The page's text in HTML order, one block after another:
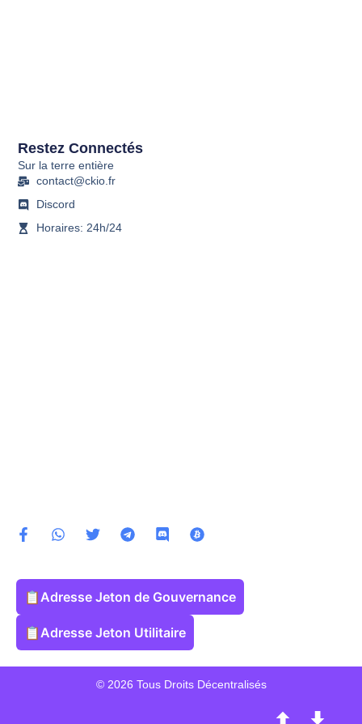
Restez Connectés
Sur la terre entière
contact@ckio.fr
Discord
Horaires: 24h/24
📋Adresse Jeton de Gouvernance
📋Adresse Jeton Utilitaire
© 2026 Tous Droits Décentralisés